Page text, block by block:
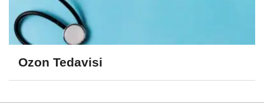
Ozon Tedavisi